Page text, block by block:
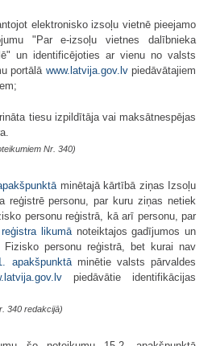
elektronisko izsoļu vietnē pieejamo
"Par e-izsoļu vietnes dalībnieka
un identificējoties ar vienu no valsts
portālā www.latvija.gov.lvpiedāvātajiem
tiesu izpildītāja vai maksātnespējas
Nr. 340)
minētajā kārtībā ziņas Izsoļu
reģistrē personu, par kuru ziņas netiek
personu reģistrā, kā arī personu, par
likumānoteiktajos gadījumos un
personu reģistrā, bet kurai nav
apakšpunktāminētie valsts pārvaldes
piedāvātie identifikācijas
340 redakcijā)